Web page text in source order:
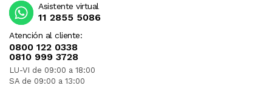
Atención al cliente:
0800 122 0338
0810 999 3728
LU-VI de 09:00 a 18:00
SA de 09:00 a 13:00
Asistente virtual
11 2855 5086